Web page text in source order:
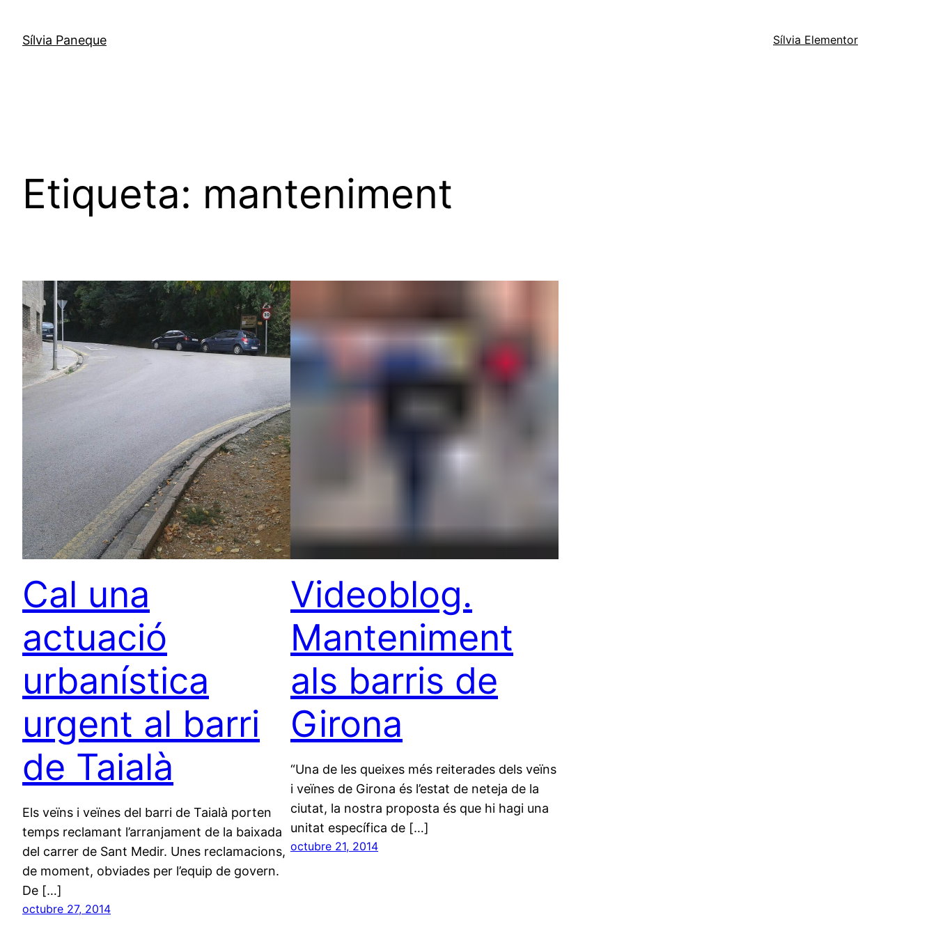
Sílvia Paneque Sílvia Elementor
Etiqueta: manteniment
Cal una
actuació
urbanística
urgent al barri
de Taialà
Els veïns i veïnes del barri de Taialà porten
temps reclamant l’arranjament de la baixada
del carrer de Sant Medir. Unes reclamacions,
de moment, obviades per l’equip de govern.
De […]
octubre 27, 2014
Videoblog.
Manteniment
als barris de
Girona
“Una de les queixes més reiterades dels veïns
i veïnes de Girona és l’estat de neteja de la
ciutat, la nostra proposta és que hi hagi una
unitat específica de […]
octubre 21, 2014